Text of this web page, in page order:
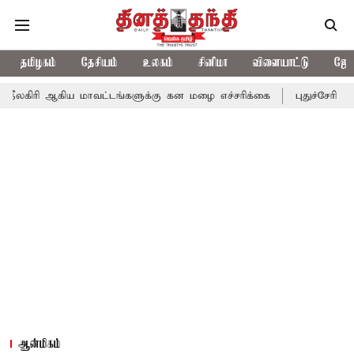
தமிழகம் தேசியம் உலகம் சினிமா விளையாட்டு
மாவட்டங்களுக்கு கன மழை எச்சரிக்கை புதுச்சேரி
ஆன்மிகம்